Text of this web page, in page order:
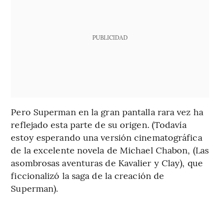
PUBLICIDAD
Pero Superman en la gran pantalla rara vez ha
reflejado esta parte de su origen. (Todavía
estoy esperando una versión cinematográfica
de la excelente novela de Michael Chabon, (Las
asombrosas aventuras de Kavalier y Clay), que
ficcionalizó la saga de la creación de
Superman).